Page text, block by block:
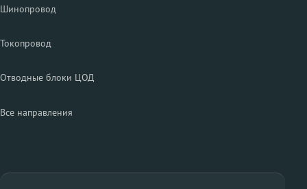
Шинопровод
Токопровод
Отводные блоки ЦОД
Все направления